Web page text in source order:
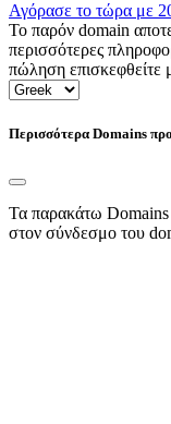
Αγόρασε το τώρα με
Το παρόν domain
περισσότερες
πώληση επισκεφθείτε
Περισσότερα Domains
Τα παρακάτω Domains
στον σύνδεσμο του